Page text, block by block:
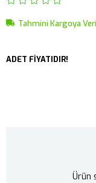
Tahmini Kargoya
ADET FİYATIDIR!
Ürün